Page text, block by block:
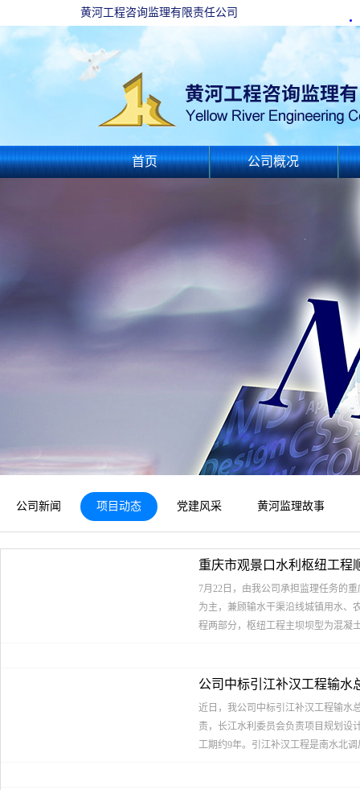
黄河工程咨询监理有限责任公司
首页 公司概况
公司新闻 项目动态 党建风采 黄河监理故事
重庆市观景口水利枢纽工程
7月22日，由我公司承担监理任务的
为主，兼顾输水干渠沿线城镇用水、
程两部分，枢纽工程主坝坝型为混凝
均供水量为1.04亿立方米，设计灌溉
岸区和巴南区供水及农业灌溉等问题
公司中标引江补汉工程输水
近日，我公司中标引江补汉工程输水
责，长江水利委员会负责项目规划设
工期约9年。引江补汉工程是南水北